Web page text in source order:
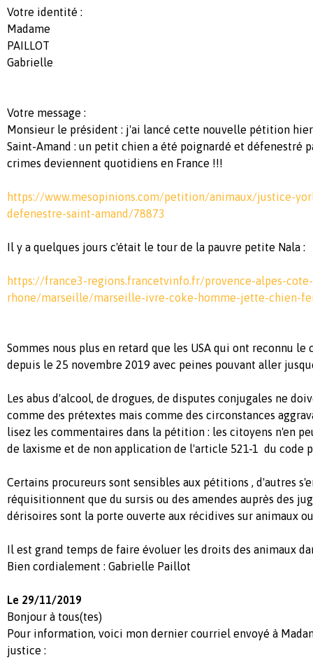
Votre identité :
Madame
PAILLOT
Gabrielle
Votre message :
Monsieur le président : j'ai lancé cette nouvelle pétition
Saint-Amand : un petit chien a été poignardé et défenestré
crimes deviennent quotidiens en France !!!
https://www.mesopinions.com/petition/animaux/justice-
defenestre-saint-amand/78873
Il y a quelques jours c'était le tour de la pauvre petite Nala :
https://france3-regions.francetvinfo.fr/provence-alpes-
rhone/marseille/marseille-ivre-coke-homme-jette-chien-
Sommes nous plus en retard que les USA qui ont reconnu
depuis le 25 novembre 2019 avec peines pouvant aller
Les abus d'alcool, de drogues, de disputes conjugales ne
comme des prétextes mais comme des circonstances
lisez les commentaires dans la pétition : les citoyens n'en
de laxisme et de non application de l'article 521-1 du code
Certains procureurs sont sensibles aux pétitions , d'autres
réquisitionnent que du sursis ou des amendes auprès des
dérisoires sont la porte ouverte aux récidives sur animaux
Il est grand temps de faire évoluer les droits des animaux
Bien cordialement : Gabrielle Paillot
Le 29/11/2019
Bonjour à tous(tes)
Pour information, voici mon dernier courriel envoyé à
justice :